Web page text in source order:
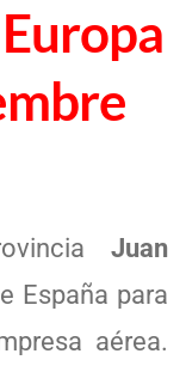
Juan
España para
aérea.